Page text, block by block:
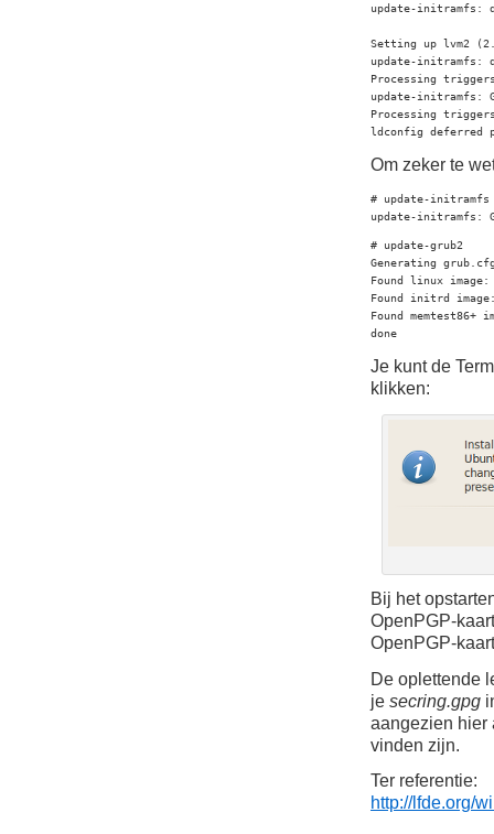
update-initramfs:
Setting up lvm2
update-initramfs:
Processing
update-initramfs:
Processing
ldconfig deferred
Om zeker te
# update-
update-initramfs:
# update-grub2
Generating
Found linux
Found initrd
Found memtest86+
done
Je kunt de
klikken:
Bij het
OpenPGP-
OpenPGP-
De oplettende
je secring.gpg
aangezien hier
vinden zijn.
Ter referentie:
http://lfde.org/